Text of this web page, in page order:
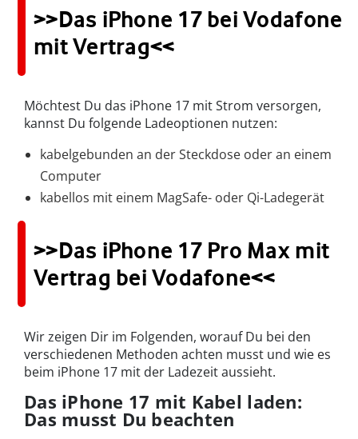
>>Das iPhone 17 bei Vodafone
mit Vertrag<<
Möchtest Du das iPhone 17 mit Strom versorgen,
kannst Du folgende Ladeoptionen nutzen:
kabelgebunden an der Steckdose oder an einem
Computer
kabellos mit einem MagSafe- oder Qi-Ladegerät
>>Das iPhone 17 Pro Max mit
Vertrag bei Vodafone<<
Wir zeigen Dir im Folgenden, worauf Du bei den
verschiedenen Methoden achten musst und wie es
beim iPhone 17 mit der Ladezeit aussieht.
Das iPhone 17 mit Kabel laden:
Das musst Du beachten